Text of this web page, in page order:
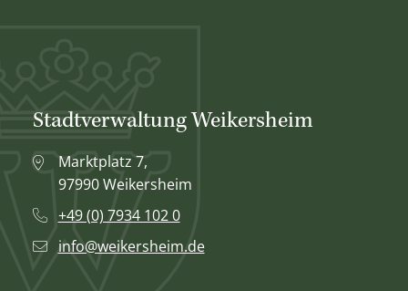
Stadtverwaltung Weikersheim
Marktplatz 7,
97990 Weikersheim
+49 (0) 7934 102 0
info@weikersheim.de